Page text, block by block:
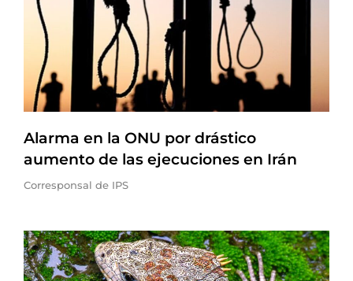
Alarma en la ONU por drástico
aumento de las ejecuciones en Irán
Corresponsal de IPS